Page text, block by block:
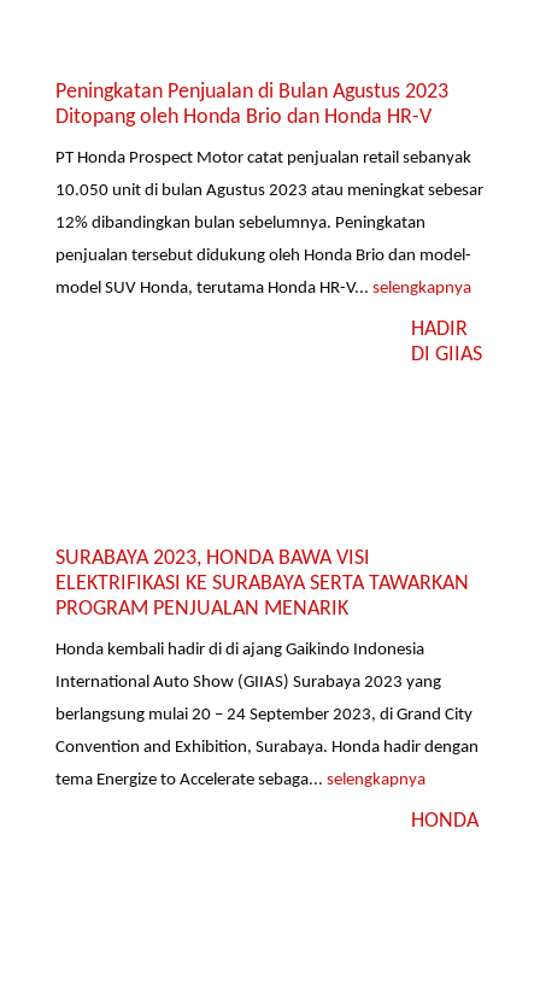
Peningkatan Penjualan di Bulan Agustus 2023
Ditopang oleh Honda Brio dan Honda HR-V
PT Honda Prospect Motor catat penjualan retail sebanyak
10.050 unit di bulan Agustus 2023 atau meningkat sebesar
12% dibandingkan bulan sebelumnya. Peningkatan
penjualan tersebut didukung oleh Honda Brio dan model-
model SUV Honda, terutama Honda HR-V...selengkapnya
HADIR
DI GIIAS
SURABAYA 2023, HONDA BAWA VISI
ELEKTRIFIKASI KE SURABAYA SERTA TAWARKAN
PROGRAM PENJUALAN MENARIK
Honda kembali hadir di di ajang Gaikindo Indonesia
International Auto Show (GIIAS) Surabaya 2023 yang
berlangsung mulai 20 – 24 September 2023, di Grand City
Convention and Exhibition, Surabaya. Honda hadir dengan
tema Energize to Accelerate sebaga...selengkapnya
HONDA